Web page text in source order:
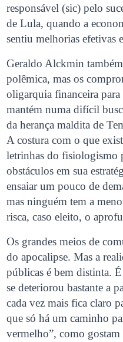
responsável (sic) pelo
de Lula, quando a
sentiu melhorias efetivas
Geraldo Alckmin também
polêmica, mas os
oligarquia financeira
mantém numa difícil
da herança maldita de
A costura com o que
letrinhas do fisiologismo
obstáculos em sua
ensaiar um pouco de
mas ninguém tem a
risca, caso eleito, o
Os grandes meios de
do apocalipse. Mas a
públicas é bem distinta.
se deteriorou bastante a
cada vez mais fica claro
que só há um caminho
vermelho”, como gostam